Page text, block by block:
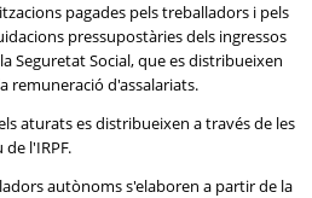
pagades pels treballadors i pels
pressupostàries dels ingressos
Seguretat Social, que es distribueixen
remuneració d'assalariats.
aturats es distribueixen a través de les
l'IRPF.
autònoms s'elaboren a partir de la